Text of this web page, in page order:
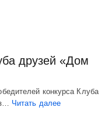
друзей «Дом
конкурса Клуба
Читать далее